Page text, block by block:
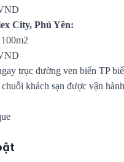
City, Phú Yên:
trục đường ven biển TP
khách sạn được vận